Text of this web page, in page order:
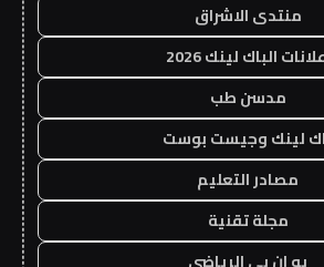
منتدى الاشراق
الباك لينك 2026
مدسن طب
لينك وجيست بوست
مصادر التعليم
مجلة تقنية